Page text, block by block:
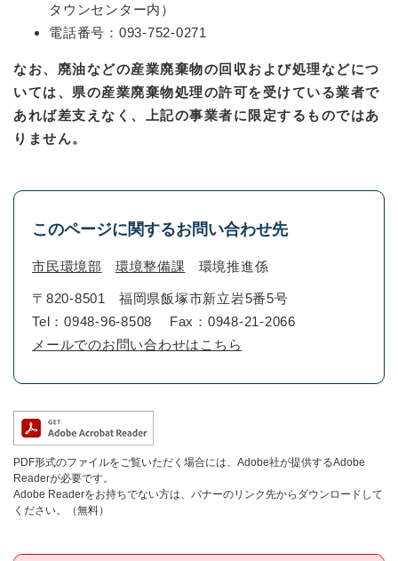
タウンセンター内）
電話番号：093-752-0271
なお、廃油などの産業廃棄物の回収および処理などにつ
いては、県の産業廃棄物処理の許可を受けている業者で
あれば差支えなく、上記の事業者に限定するものではあ
りません。
このページに関するお問い合わせ先
市民環境部 環境整備課 環境推進係
〒820-8501
福岡県飯塚市新立岩5番5号
Tel：0948-96-8508
Fax：0948-21-2066
メールでのお問い合わせはこちら
PDF形式のファイルをご覧いただく場合には、Adobe社が提供するAdobe
Readerが必要です。
Adobe Readerをお持ちでない方は、バナーのリンク先からダウンロードして
ください。（無料）